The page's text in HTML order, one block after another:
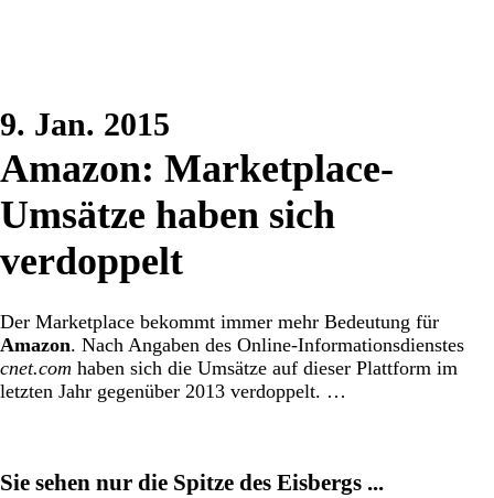
9. Jan. 2015
Amazon: Marketplace-
Umsätze haben sich
verdoppelt
Der Marketplace bekommt immer mehr Bedeutung für
Amazon. Nach Angaben des Online-Informationsdienstes
cnet.com haben sich die Umsätze auf dieser Plattform im
letzten Jahr gegenüber 2013 verdoppelt. …
Sie sehen nur die Spitze des Eisbergs ...